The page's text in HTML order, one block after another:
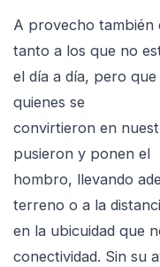
A provecho también
tanto a los que no
el día a día, pero
quienes se
convirtieron en
pusieron y ponen el
hombro, llevando
terreno o a la
en la ubicuidad que
conectividad. Sin su